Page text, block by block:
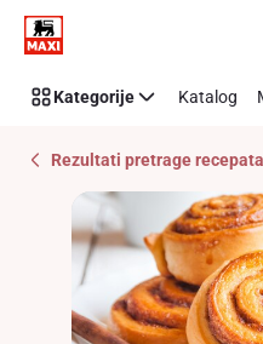
Preskoči link
Recipe
Details
Kategorije Katalog
Rezultati pretrage recepata